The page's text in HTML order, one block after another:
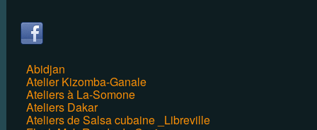
Abidjan
Atelier Kizomba-Ganale
Ateliers à La-Somone
Ateliers Dakar
Ateliers de Salsa cubaine _Libreville